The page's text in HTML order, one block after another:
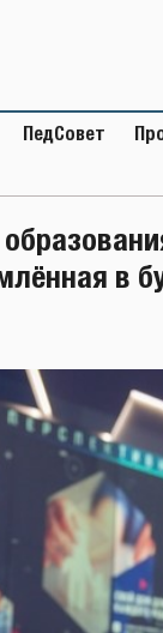
ПедСовет
в